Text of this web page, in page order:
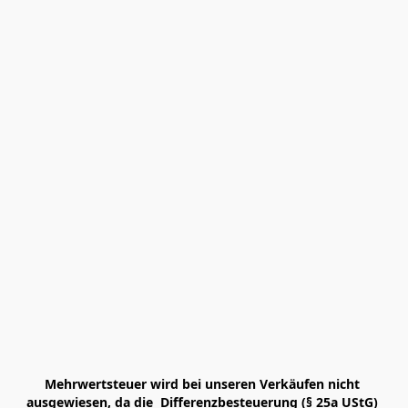
Mehrwertsteuer wird bei unseren Verkäufen nicht
ausgewiesen, da die  Differenzbesteuerung (§ 25a UStG)